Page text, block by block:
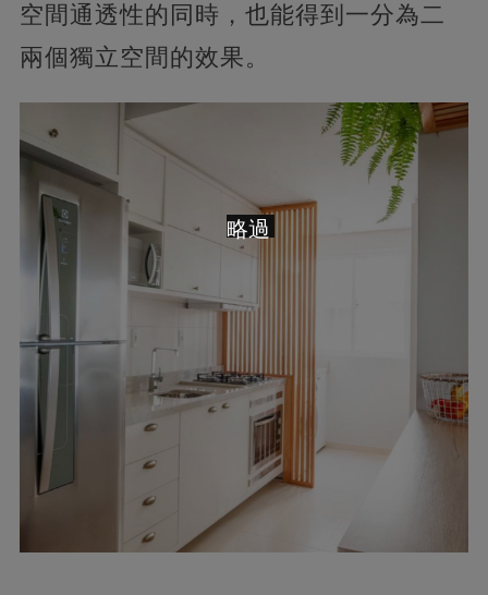
空間通透性的同時，也能得到一分為二
兩個獨立空間的效果。
略過